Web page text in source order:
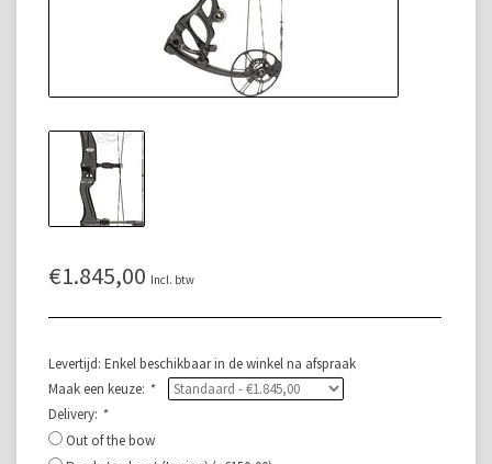
€1.845,00 Incl. btw
Levertijd: Enkel beschikbaar in de winkel na afspraak
Maak een keuze: *
Delivery: *
Out of the bow